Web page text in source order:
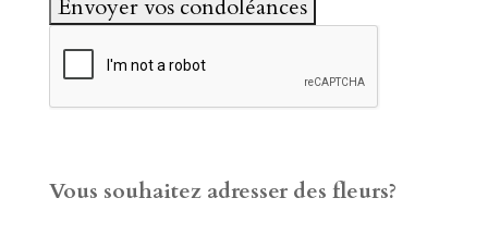
Vous souhaitez adresser des fleurs?